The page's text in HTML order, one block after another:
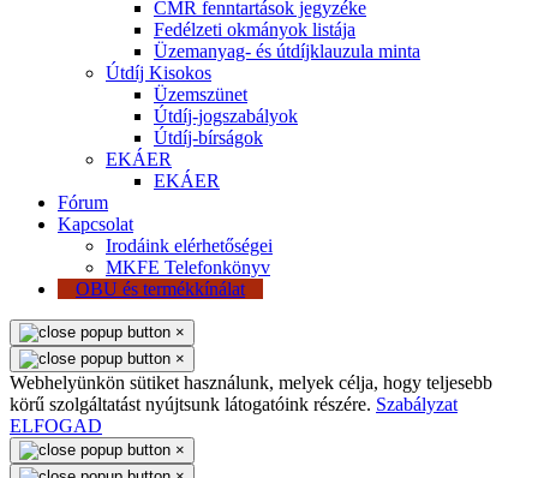
CMR fenntartások jegyzéke
Fedélzeti okmányok listája
Üzemanyag- és útdíjklauzula minta
Útdíj Kisokos
Üzemszünet
Útdíj-jogszabályok
Útdíj-bírságok
EKÁER
EKÁER
Fórum
Kapcsolat
Irodáink elérhetőségei
MKFE Telefonkönyv
OBU és termékkínálat
×
×
Webhelyünkön sütiket használunk, melyek célja, hogy teljesebb
körű szolgáltatást nyújtsunk látogatóink részére. Szabályzat
ELFOGAD
×